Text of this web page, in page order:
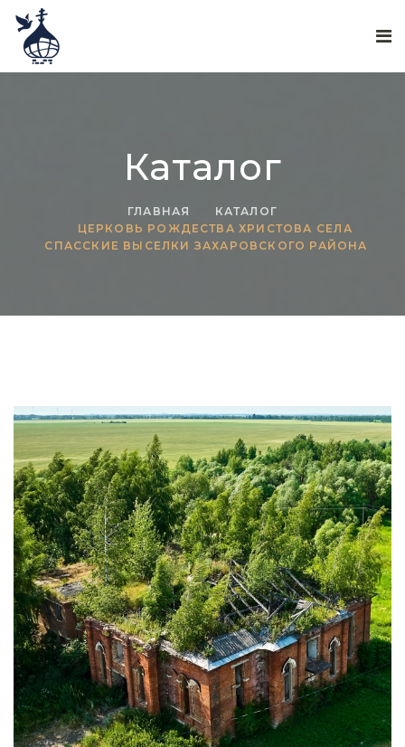
Каталог
ГЛАВНАЯ
КАТАЛОГ
ЦЕРКОВЬ РОЖДЕСТВА ХРИСТОВА СЕЛА
СПАССКИЕ ВЫСЕЛКИ ЗАХАРОВСКОГО РАЙОНА